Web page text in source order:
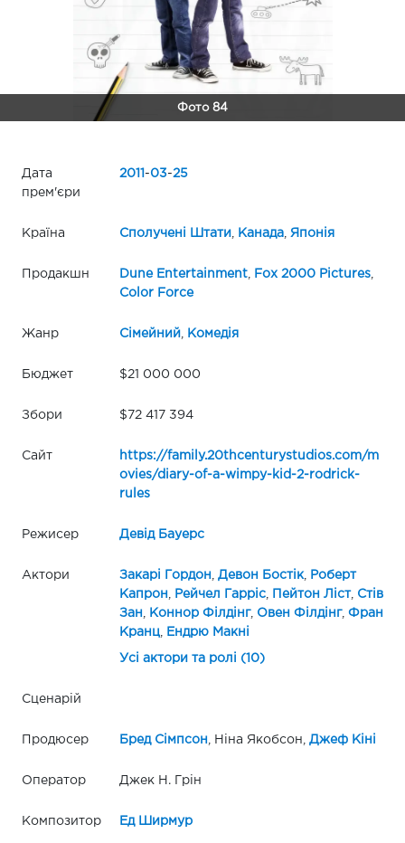
Фото 84
Дата
прем'єри
2011 -03-25
Країна Сполучені Штати Канада, Японія
Продакшн Dune Entertainment, Fox 2000 Pictures,
Color Force
Жанр Сімейний Комедія
Бюджет $21 000 000
Збори $72 417 394
Сайт
https://family.20thcenturystudios.com/m
ovies/diary-of-a-wimpy-kid-2-rodrick-
rules
Режисер Девід Бауерс
Актори Закарі Гордон Девон Бостік,
Роберт
Капрон
Рейчел Гарріс, Пейтон Ліст, Стів
Зан
Коннор Філдінг, Овен Філдінг, Фран
Кранц, Ендрю Макні
Усі актори та ролі (10)
Сценарій
Продюсер Бред Сімпсон , Ніна Якобсон, Джеф Кіні
Оператор Джек Н. Грін
Композитор Ед Ширмур